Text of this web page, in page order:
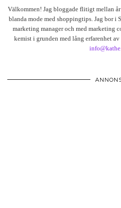
Välkommen! Jag bloggade flitigt mellan
blanda mode med shoppingtips. Jag bor i
marketing manager och med marketing
kemist i grunden med lång erfarenhet